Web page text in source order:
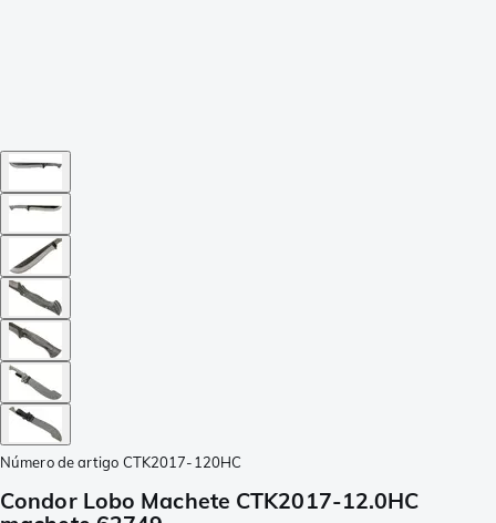
Número de artigo CTK2017-120HC
Condor Lobo Machete CTK2017-12.0HC